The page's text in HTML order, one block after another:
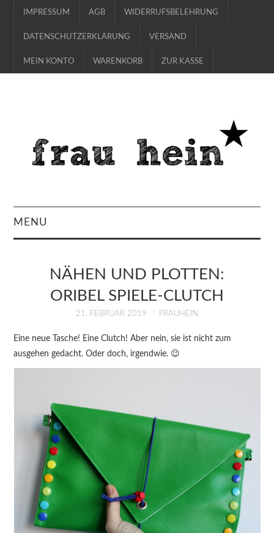
IMPRESSUM AGB WIDERRUFSBELEHRUNG
DATENSCHUTZERKLÄRUNG VERSAND
MEIN KONTO WARENKORB ZUR KASSE
MENU
ÜBER MICH
NÄHEN UND PLOTTEN:
ORIBEL SPIELE-CLUTCH
21. FEBRUAR 2019 FRAUHEIN
Eine neue Tasche! Eine Clutch! Aber nein, sie ist nicht zum
ausgehen gedacht. Oder doch, irgendwie. 😉